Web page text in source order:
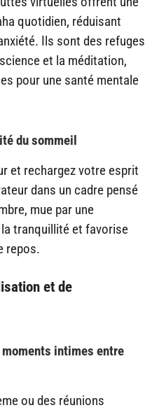
quotidien, réduisant
Ils sont des refuges
et la méditation,
pour une santé mentale
du sommeil
et rechargez votre esprit
dans un cadre pensé
mue par une
tranquillité et favorise
repos.
et de
intimes entre
ou des réunions